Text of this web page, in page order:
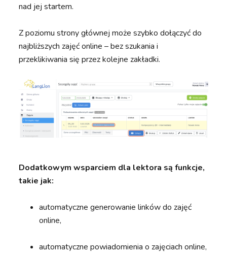
nad jej startem.
Z poziomu strony głównej może szybko dołączyć do
najbliższych zajęć online – bez szukania i
przeklikiwania się przez kolejne zakładki.
Dodatkowym wsparciem dla lektora są funkcje,
takie jak:
automatyczne generowanie linków do zajęć
online,
automatyczne powiadomienia o zajęciach online,